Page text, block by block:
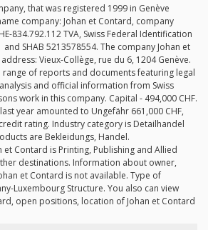
that was registered 1999 in Genève
company: Johan et Contard, company
834.792.112 TVA, Swiss Federal Identification
SHAB 5213578554. The company Johan et
Vieux-Collège, rue du 6, 1204 Genève.
of reports and documents featuring legal
and official information from Swiss
work in this company. Capital - 494,000 CHF.
year amounted to Ungefähr 661,000 CHF,
rating. Industry category is Detailhandel
are Bekleidungs, Handel.
et Contard is Printing, Publishing and Allied
destinations. Information about owner,
et Contard is not available. Type of
Luxembourg Structure. You also can view
open positions, location of Johan et Contard